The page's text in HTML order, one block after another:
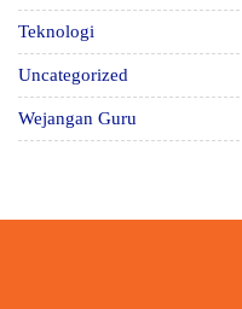
Teknologi
Uncategorized
Wejangan Guru